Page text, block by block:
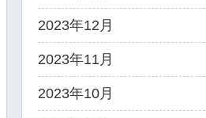
2023年12月
2023年11月
2023年10月